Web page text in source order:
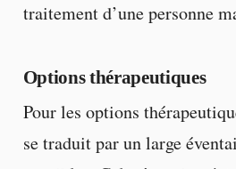
traitement d’une personne
Options thérapeutiques
Pour les options
se traduit par un large